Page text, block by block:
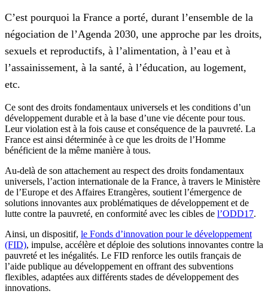
C’est pourquoi la France a porté, durant l’ensemble de la
négociation de l’Agenda 2030, une approche par les droits,
sexuels et reproductifs, à l’alimentation, à l’eau et à
l’assainissement, à la santé, à l’éducation, au logement,
etc.
Ce sont des droits fondamentaux universels et les conditions d’un
développement durable et à la base d’une vie décente pour tous.
Leur violation est à la fois cause et conséquence de la pauvreté. La
France est ainsi déterminée à ce que les droits de l’Homme
bénéficient de la même manière à tous.
Au-delà de son attachement au respect des droits fondamentaux
universels, l’action internationale de la France, à travers le Ministère
de l’Europe et des Affaires Etrangères, soutient l’émergence de
solutions innovantes aux problématiques de développement et de
lutte contre la pauvreté, en conformité avec les cibles de l’ODD17.
Ainsi, un dispositif, le Fonds d’innovation pour le développement
(FID), impulse, accélère et déploie des solutions innovantes contre la
pauvreté et les inégalités. Le FID renforce les outils français de
l’aide publique au développement en offrant des subventions
flexibles, adaptées aux différents stades de développement des
innovations.